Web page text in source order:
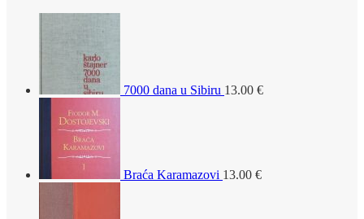
7000 dana u Sibiru 13.00 €
Braća Karamazovi 13.00 €